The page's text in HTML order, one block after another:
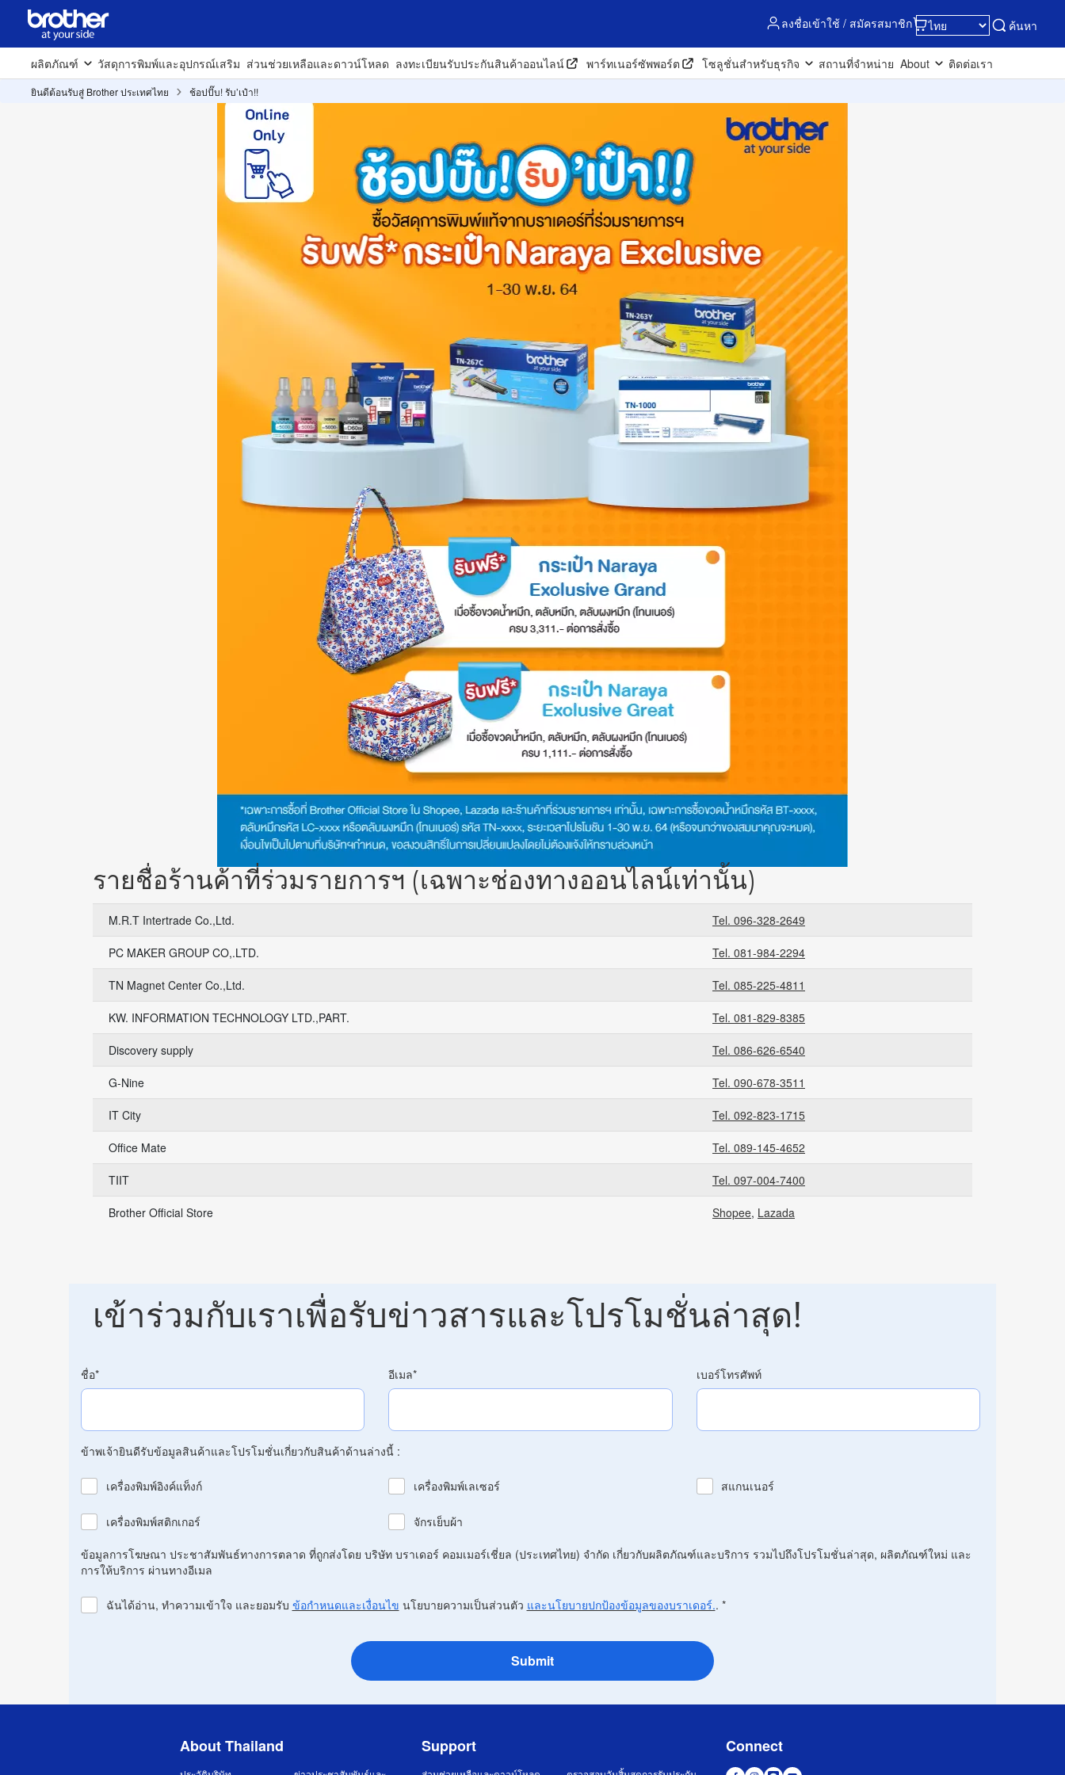
ลงชื่อเข้าใช้ / สมัครสมาชิก ค้นหา
ผลิตภัณฑ์ วัสดุการพิมพ์และอุปกรณ์เสริม ส่วนช่วยเหลือและดาวน์โหลด ลงทะเบียนรับประกันสินค้าออนไลน์ พาร์ทเนอร์ซัพพอร์ต โซลูชั่นสำหรับธุรกิจ สถานที่จำหน่าย About ติดต่อเรา
ยินดีต้อนรับสู่ Brother ประเทศไทย ช้อปปั๊บ! รับ’เป๋า!!
รายชื่อร้านค้าที่ร่วมรายการฯ (เฉพาะช่องทางออนไลน์เท่านั้น)
M.R.T Intertrade Co.,Ltd. Tel. 096-328-2649
PC MAKER GROUP CO,.LTD. Tel. 081-984-2294
TN Magnet Center Co.,Ltd. Tel. 085-225-4811
KW. INFORMATION TECHNOLOGY LTD.,PART. Tel. 081-829-8385
Discovery supply Tel. 086-626-6540
G-Nine Tel. 090-678-3511
IT City Tel. 092-823-1715
Office Mate Tel. 089-145-4652
TIIT Tel. 097-004-7400
Brother Official Store Shopee, Lazada
เข้าร่วมกับเราเพื่อรับข่าวสารและโปรโมชั่นล่าสุด!
ชื่อ* อีเมล* เบอร์โทรศัพท์
ข้าพเจ้ายินดีรับข้อมูลสินค้าและโปรโมชั่นเกี่ยวกับสินค้าด้านล่างนี้ :
เครื่องพิมพ์อิงค์แท็งก์ เครื่องพิมพ์เลเซอร์ สแกนเนอร์
เครื่องพิมพ์สติกเกอร์ จักรเย็บผ้า
ข้อมูลการโฆษณา ประชาสัมพันธ์ทางการตลาด ที่ถูกส่งโดย บริษัท บราเดอร์ คอมเมอร์เชี่ยล (ประเทศไทย) จำกัด เกี่ยวกับผลิตภัณฑ์และบริการ รวมไปถึงโปรโมชั่นล่าสุด, ผลิตภัณฑ์ใหม่ และ
การให้บริการ ผ่านทางอีเมล
ฉันได้อ่าน, ทำความเข้าใจ และยอมรับ ข้อกำหนดและเงื่อนไข นโยบายความเป็นส่วนตัว และนโยบายปกป้องข้อมูลของบราเดอร์.. *
Submit
About Thailand Support Connect